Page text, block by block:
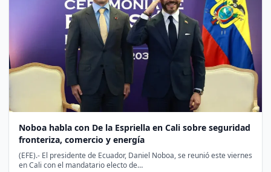
Noboa habla con De la Espriella en Cali sobre seguridad
fronteriza, comercio y energía
(EFE).- El presidente de Ecuador, Daniel Noboa, se reunió este viernes
en Cali con el mandatario electo de…